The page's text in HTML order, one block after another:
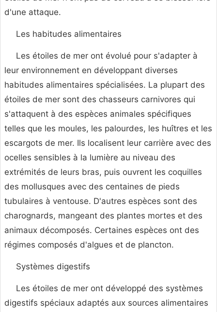
d'une attaque.
Les habitudes alimentaires
Les étoiles de mer ont évolué pour s'adapter à
leur environnement en développant diverses
habitudes alimentaires spécialisées. La plupart des
étoiles de mer sont des chasseurs carnivores qui
s'attaquent à des espèces animales spécifiques
telles que les moules, les palourdes, les huîtres et les
escargots de mer. Ils localisent leur carrière avec des
ocelles sensibles à la lumière au niveau des
extrémités de leurs bras, puis ouvrent les coquilles
des mollusques avec des centaines de pieds
tubulaires à ventouse. D'autres espèces sont des
charognards, mangeant des plantes mortes et des
animaux décomposés. Certaines espèces ont des
régimes composés d'algues et de plancton.
Systèmes digestifs
Les étoiles de mer ont développé des systèmes
digestifs spéciaux adaptés aux sources alimentaires